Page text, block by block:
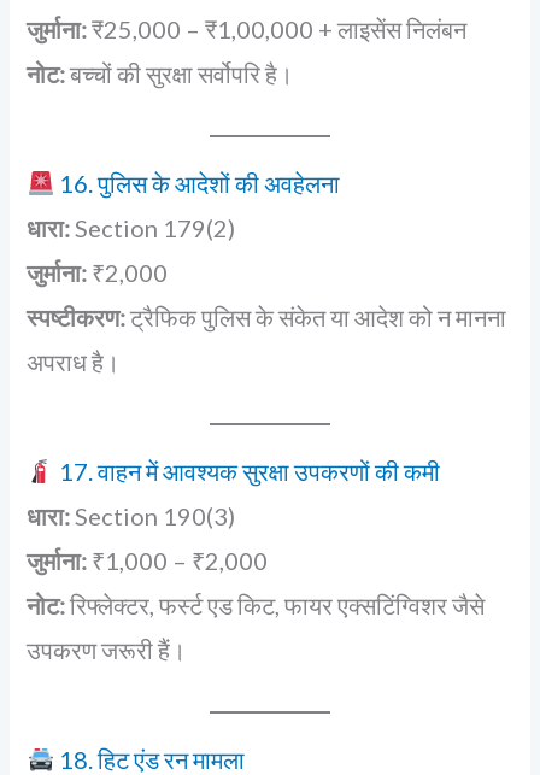
जुर्माना:₹25,000 – ₹1,00,000 + लाइसेंस निलंबन
नोट:बच्चों की सुरक्षा सर्वोपरि है।
16. पुलिस के आदेशों की अवहेलना
धारा:Section 179(2)
जुर्माना: ₹2,000
स्पष्टीकरण:ट्रैफिक पुलिस के संकेत या आदेश को न मानना
अपराध है।
17. वाहन में आवश्यक सुरक्षा उपकरणों की कमी
धारा:Section 190(3)
जुर्माना: ₹1,000 – ₹2,000
नोट:रिफ्लेक्टर, फर्स्ट एड किट, फायर एक्सटिंग्विशर जैसे
उपकरण जरूरी हैं।
18. हिट एंड रन मामला